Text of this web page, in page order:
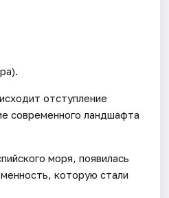
отступление
современного ландшафта
моря, появилась
которую стали